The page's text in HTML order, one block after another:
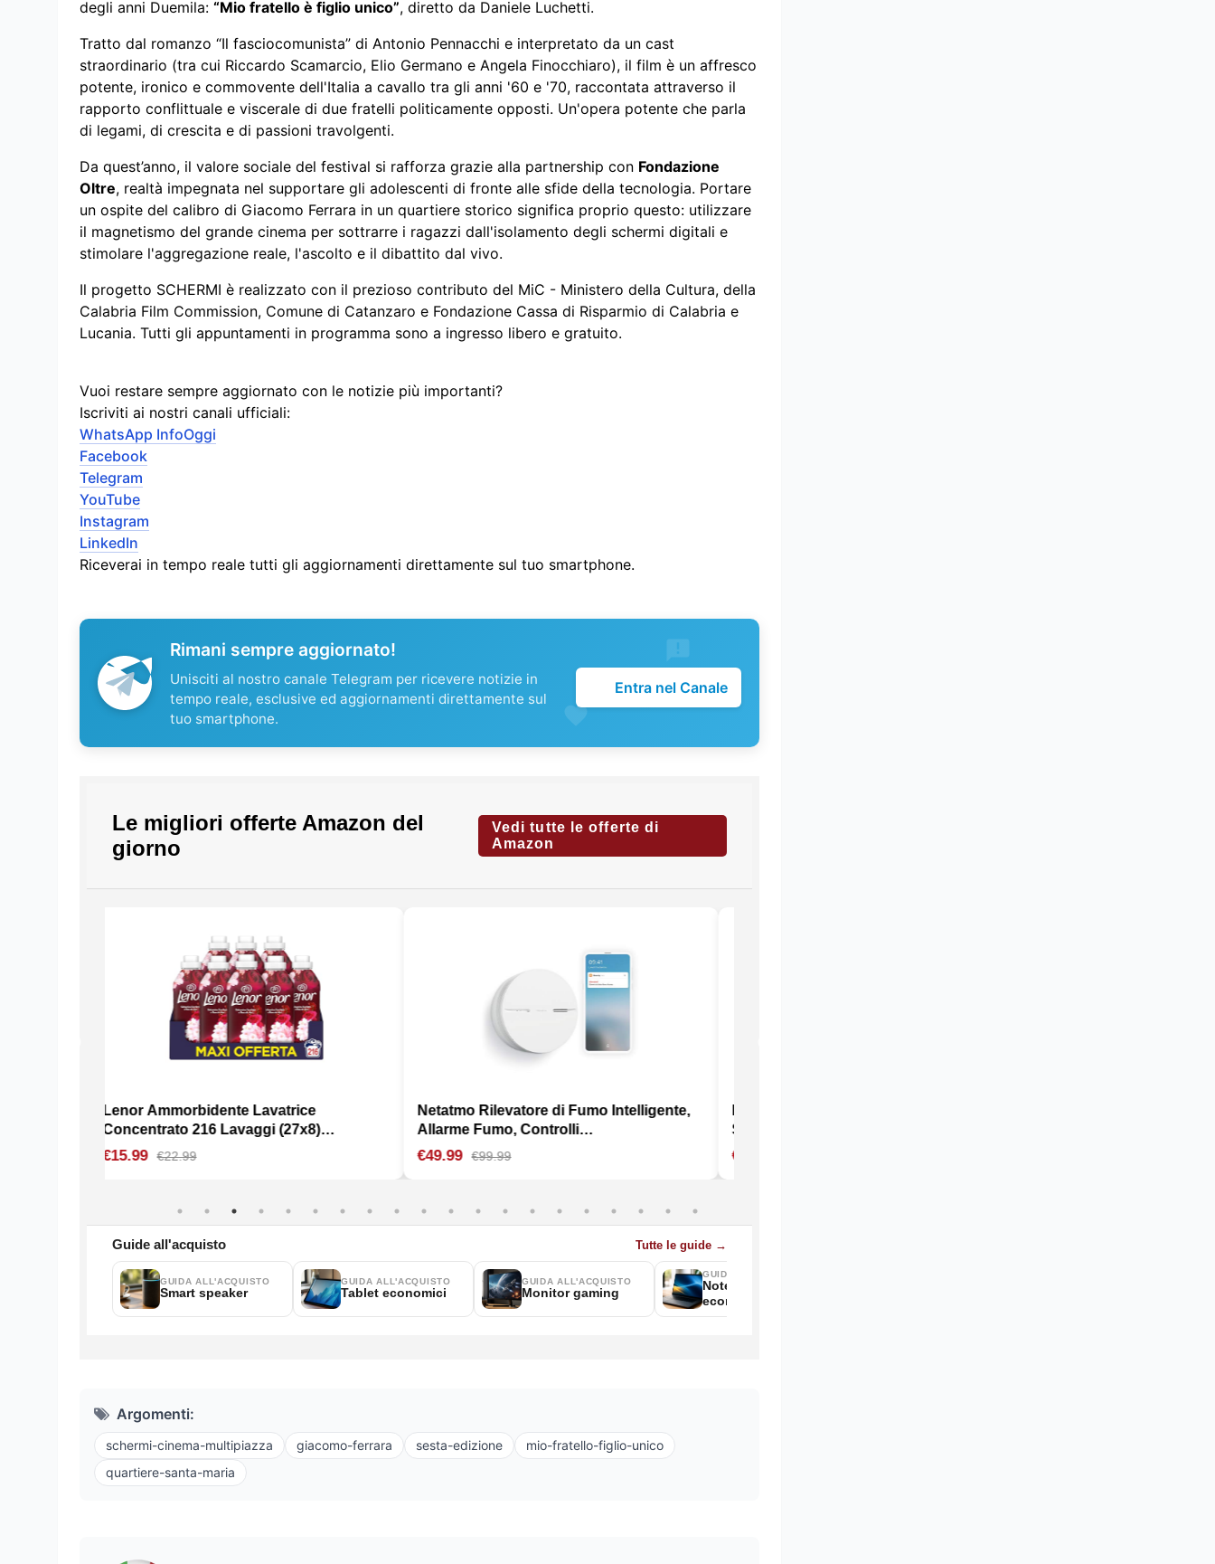
degli anni Duemila: “Mio fratello è figlio unico”, diretto da Daniele Luchetti.
Tratto dal romanzo “Il fasciocomunista” di Antonio Pennacchi e interpretato da un cast
straordinario (tra cui Riccardo Scamarcio, Elio Germano e Angela Finocchiaro), il film è un affresco
potente, ironico e commovente dell'Italia a cavallo tra gli anni '60 e '70, raccontata attraverso il
rapporto conflittuale e viscerale di due fratelli politicamente opposti. Un'opera potente che parla
di legami, di crescita e di passioni travolgenti.
Da quest’anno, il valore sociale del festival si rafforza grazie alla partnership con Fondazione
Oltre, realtà impegnata nel supportare gli adolescenti di fronte alle sfide della tecnologia. Portare
un ospite del calibro di Giacomo Ferrara in un quartiere storico significa proprio questo: utilizzare
il magnetismo del grande cinema per sottrarre i ragazzi dall'isolamento degli schermi digitali e
stimolare l'aggregazione reale, l'ascolto e il dibattito dal vivo.
Il progetto SCHERMI è realizzato con il prezioso contributo del MiC - Ministero della Cultura, della
Calabria Film Commission, Comune di Catanzaro e Fondazione Cassa di Risparmio di Calabria e
Lucania. Tutti gli appuntamenti in programma sono a ingresso libero e gratuito.
Vuoi restare sempre aggiornato con le notizie più importanti?
Iscriviti ai nostri canali ufficiali:
WhatsApp InfoOggi
Facebook
Telegram
YouTube
Instagram
LinkedIn
Riceverai in tempo reale tutti gli aggiornamenti direttamente sul tuo smartphone.
Rimani sempre aggiornato!
Unisciti al nostro canale Telegram per ricevere notizie in
tempo reale, esclusive ed aggiornamenti direttamente sul
tuo smartphone.
Entra nel Canale
Argomenti:
schermi-cinema-multipiazza giacomo-ferrara sesta-edizione
mio-fratello-figlio-unico
quartiere-santa-maria